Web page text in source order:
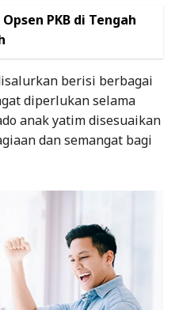
PKB di Tengah
berisi berbagai
diperlukan selama
anak yatim disesuaikan
dan semangat bagi